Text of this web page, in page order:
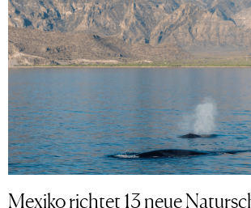
Mexiko richtet 13 neue